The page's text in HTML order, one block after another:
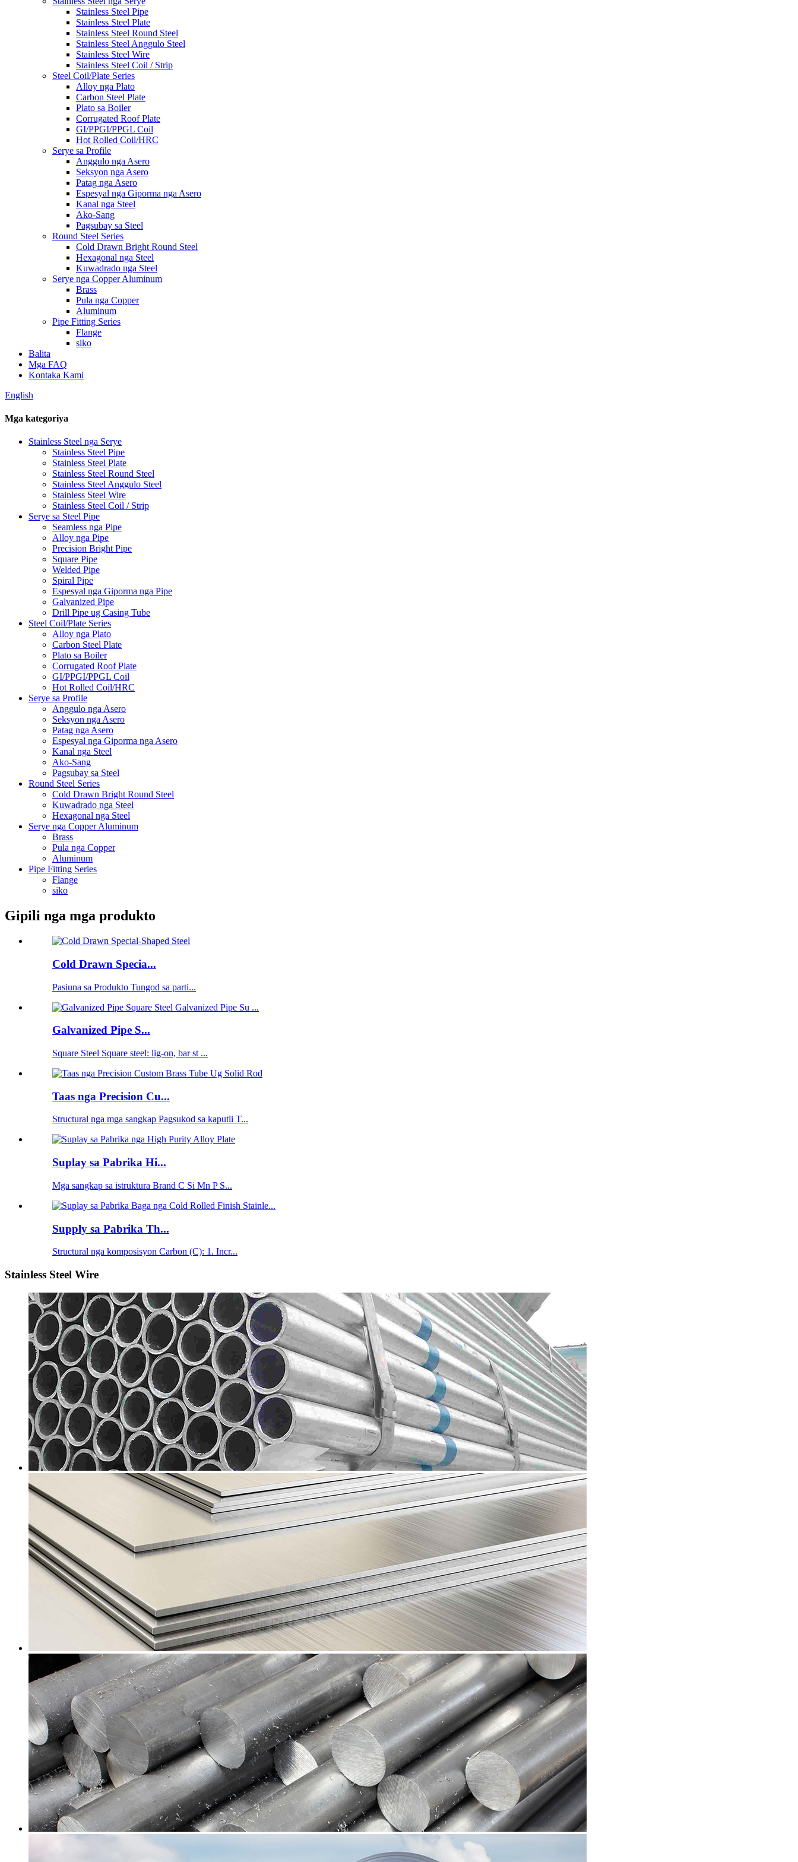
Stainless Steel Pipe
Stainless Steel Plate
Stainless Steel Round Steel
Stainless Steel Anggulo Steel
Stainless Steel Wire
Stainless Steel Coil / Strip
Steel Coil/Plate Series
Alloy nga Plato
Carbon Steel Plate
Plato sa Boiler
Corrugated Roof Plate
GI/PPGI/PPGL Coil
Hot Rolled Coil/HRC
Serye sa Profile
Anggulo nga Asero
Seksyon nga Asero
Patag nga Asero
Espesyal nga Giporma nga Asero
Kanal nga Steel
Ako-Sang
Pagsubay sa Steel
Round Steel Series
Cold Drawn Bright Round Steel
Hexagonal nga Steel
Kuwadrado nga Steel
Serye nga Copper Aluminum
Brass
Pula nga Copper
Aluminum
Pipe Fitting Series
Flange
siko
Balita
Mga FAQ
Kontaka Kami
English
Mga kategoriya
Stainless Steel nga Serye
Stainless Steel Pipe
Stainless Steel Plate
Stainless Steel Round Steel
Stainless Steel Anggulo Steel
Stainless Steel Wire
Stainless Steel Coil / Strip
Serye sa Steel Pipe
Seamless nga Pipe
Alloy nga Pipe
Precision Bright Pipe
Square Pipe
Welded Pipe
Spiral Pipe
Espesyal nga Giporma nga Pipe
Galvanized Pipe
Drill Pipe ug Casing Tube
Steel Coil/Plate Series
Alloy nga Plato
Carbon Steel Plate
Plato sa Boiler
Corrugated Roof Plate
GI/PPGI/PPGL Coil
Hot Rolled Coil/HRC
Serye sa Profile
Anggulo nga Asero
Seksyon nga Asero
Patag nga Asero
Espesyal nga Giporma nga Asero
Kanal nga Steel
Ako-Sang
Pagsubay sa Steel
Round Steel Series
Cold Drawn Bright Round Steel
Kuwadrado nga Steel
Hexagonal nga Steel
Serye nga Copper Aluminum
Brass
Pula nga Copper
Aluminum
Pipe Fitting Series
Flange
siko
Gipili nga mga produkto
Cold Drawn Specia...
Pasiuna sa Produkto Tungod sa parti...
Galvanized Pipe S...
Square Steel Square steel: lig-on, bar st ...
Taas nga Precision Cu...
Structural nga mga sangkap Pagsukod sa kaputli T...
Suplay sa Pabrika Hi...
Mga sangkap sa istruktura Brand C Si Mn P S...
Supply sa Pabrika Th...
Structural nga komposisyon Carbon (C): 1. Incr...
Stainless Steel Wire